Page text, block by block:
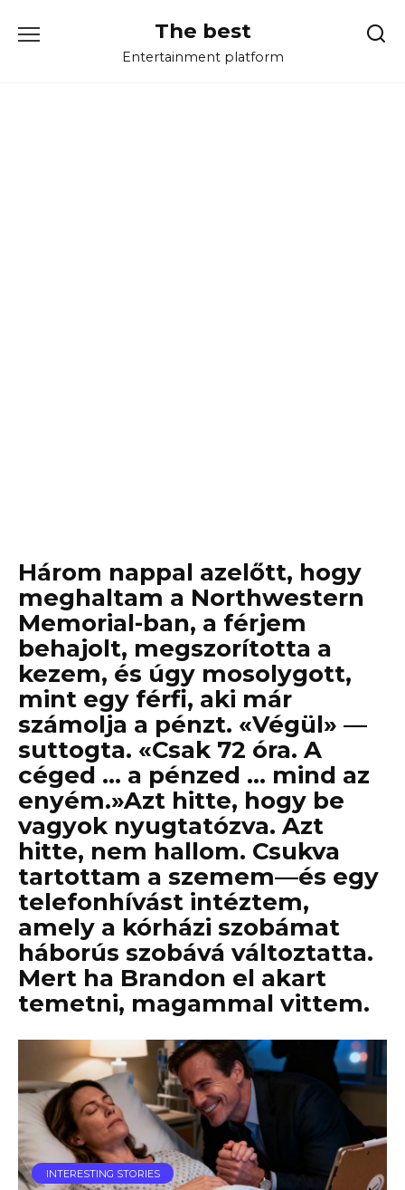
The best
Entertainment platform
Három nappal azelőtt, hogy
meghaltam a Northwestern
Memorial-ban, a férjem
behajolt, megszorította a
kezem, és úgy mosolygott,
mint egy férfi, aki már
számolja a pénzt. «Végül» —
suttogta. «Csak 72 óra. A
céged … a pénzed … mind az
enyém.»Azt hitte, hogy be
vagyok nyugtatózva. Azt
hitte, nem hallom. Csukva
tartottam a szemem—és egy
telefonhívást intéztem,
amely a kórházi szobámat
háborús szobává változtatta.
Mert ha Brandon el akart
temetni, magammal vittem.
INTERESTING STORIES